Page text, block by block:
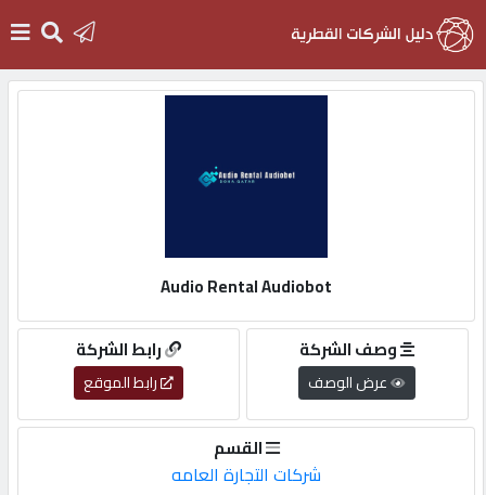
English
أضف
Audio Rental Audiobot
رابط الشركة
رابط الموقع
وصف الشركة
عرض الوصف
القسم
شركات التجارة العامه